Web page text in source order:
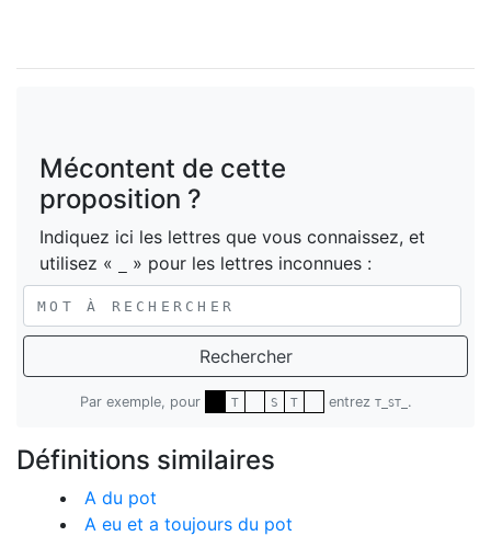
Mécontent de cette
proposition ?
Indiquez ici les lettres que vous connaissez, et
utilisez «
» pour les lettres inconnues :
Rechercher
Par exemple, pour T S T entrez T_ST_ .
Définitions similaires
A du pot
A eu et a toujours du pot